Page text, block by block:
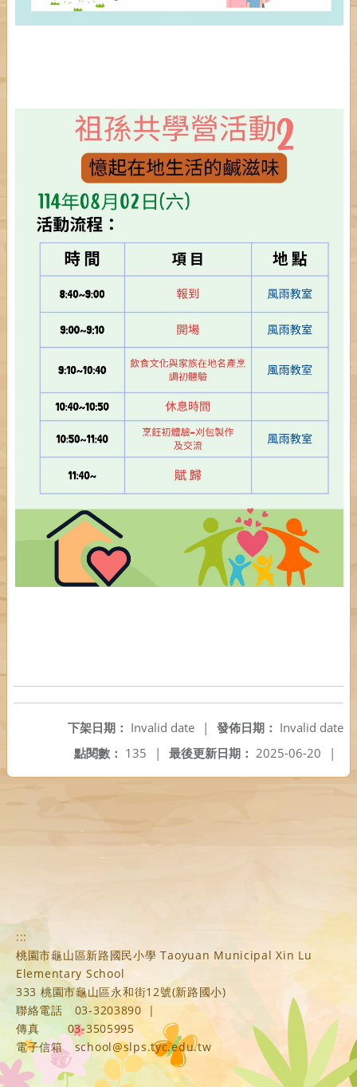
發佈日期： Invalid date
下架日期： Invalid date
|
最後更新日期： 2025-06-20 |
點閱數： 135 |
:::
桃園市龜山區新路國民小學 Taoyuan Municipal Xin Lu
Elementary School
333 桃園市龜山區永和街12號(新路國小)
聯絡電話
03-3203890
|
傳真
03-3505995
電子信箱
school@slps.tyc.edu.tw